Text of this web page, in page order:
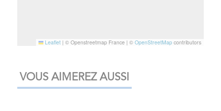
Leaflet | © Openstreetmap France | © OpenStreetMap contributors
VOUS AIMEREZ AUSSI